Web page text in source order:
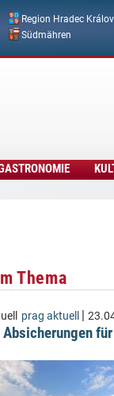
Region Hradec
Südmähren
Thema
prag aktuell |